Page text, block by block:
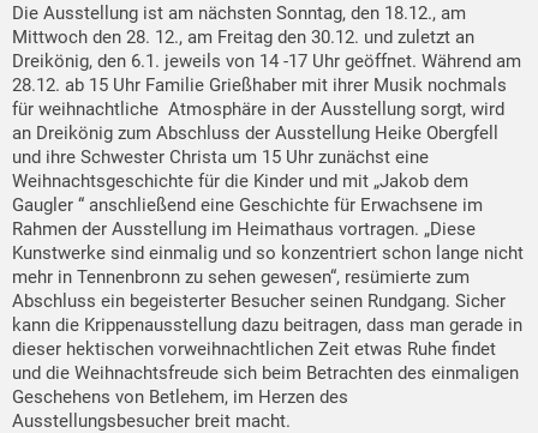
Die Ausstellung ist am nächsten Sonntag, den 18.12., am
Mittwoch den 28. 12., am Freitag den 30.12. und zuletzt an
Dreikönig, den 6.1. jeweils von 14 -17 Uhr geöffnet. Während am
28.12. ab 15 Uhr Familie Grießhaber mit ihrer Musik nochmals
für weihnachtliche Atmosphäre in der Ausstellung sorgt, wird
an Dreikönig zum Abschluss der Ausstellung Heike Obergfell
und ihre Schwester Christa um 15 Uhr zunächst eine
Weihnachtsgeschichte für die Kinder und mit „Jakob dem
Gaugler “ anschließend eine Geschichte für Erwachsene im
Rahmen der Ausstellung im Heimathaus vortragen. „Diese
Kunstwerke sind einmalig und so konzentriert schon lange nicht
mehr in Tennenbronn zu sehen gewesen“, resümierte zum
Abschluss ein begeisterter Besucher seinen Rundgang. Sicher
kann die Krippenausstellung dazu beitragen, dass man gerade in
dieser hektischen vorweihnachtlichen Zeit etwas Ruhe findet
und die Weihnachtsfreude sich beim Betrachten des einmaligen
Geschehens von Betlehem, im Herzen des
Ausstellungsbesucher breit macht.